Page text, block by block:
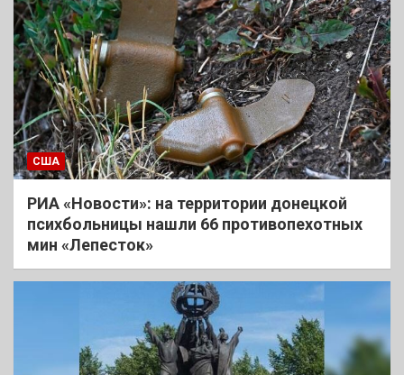
США
РИА «Новости»: на территории донецкой
психбольницы нашли 66 противопехотных
мин «Лепесток»